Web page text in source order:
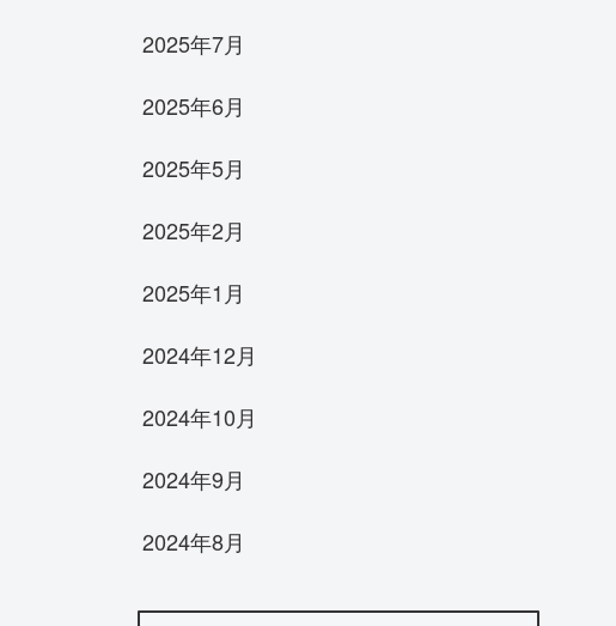
2025年7月
2025年6月
2025年5月
2025年2月
2025年1月
2024年12月
2024年10月
2024年9月
2024年8月